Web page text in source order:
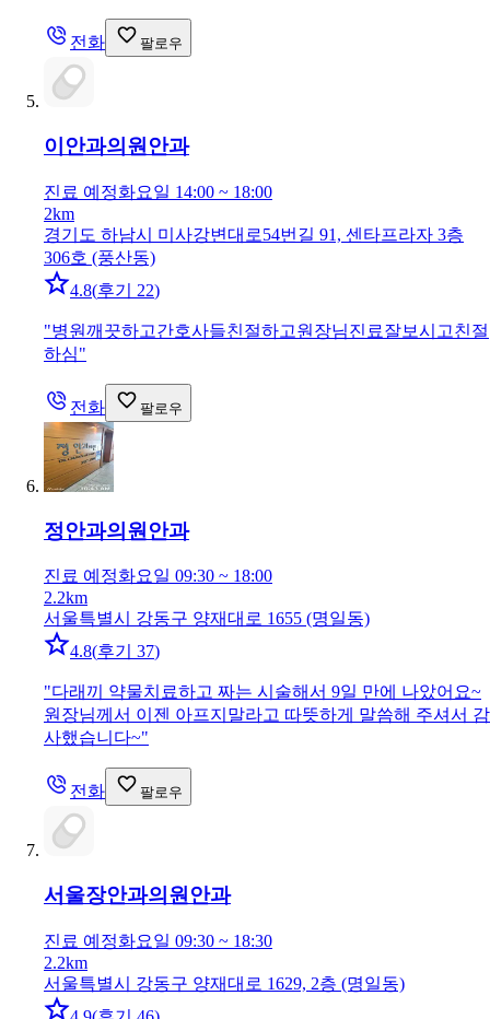
전화 팔로우
이안과의원 안과
진료 예정화요일 14:00 ~ 18:00
2km
경기도 하남시 미사강변대로54번길 91, 센타프라자 3층
306호 (풍산동)
4.8(후기 22)
"병원깨끗하고간호사들친절하고원장님진료잘보시고친절
하심"
전화 팔로우
정안과의원 안과
진료 예정화요일 09:30 ~ 18:00
2.2km
서울특별시 강동구 양재대로 1655 (명일동)
4.8(후기 37)
"다래끼 약물치료하고 짜는 시술해서 9일 만에 나았어요~
원장님께서 이젠 아프지말라고 따뜻하게 말씀해 주셔서 감
사했습니다~"
전화 팔로우
서울장안과의원 안과
진료 예정화요일 09:30 ~ 18:30
2.2km
서울특별시 강동구 양재대로 1629, 2층 (명일동)